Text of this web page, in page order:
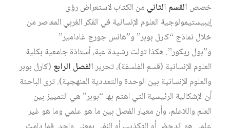
خصص القسم الثاني من الكتاب لاستعراض رؤى
إيبيستيمولوجية العلوم الإنسانية في الفكر الغربي المعاصر من
خلال نماذج “كارل بوبر” و”هانس جورج غادامير”
و”بول ريكور”. هكذا تولت رشيدة عبة، أستاذة جامعية بكلية
العلوم الإنسانية (قسم الفلسفة)، تحريرالفصل الرابع (كارل بوبر
والعلوم الإنسانية بين الوحدة والتعددية المنهجية). ترى الباحثة
أن الإشكالية الرئيسية التي اهتم بها “بوبر” هي التمييز بين
العلم واللاعلم، وأن معيار الفصل بين ما هو علمي وما هو غير